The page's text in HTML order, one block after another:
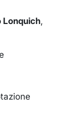
Lonquich,